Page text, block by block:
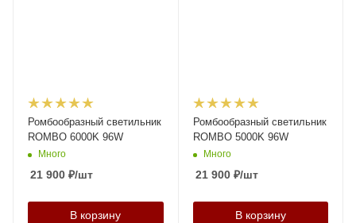
Ромбообразный светильник
ROMBO 6000K 96W
Много
21 900 ₽/шт
В корзину
Ромбообразный светильник
ROMBO 5000K 96W
Много
21 900₽/шт
В корзину